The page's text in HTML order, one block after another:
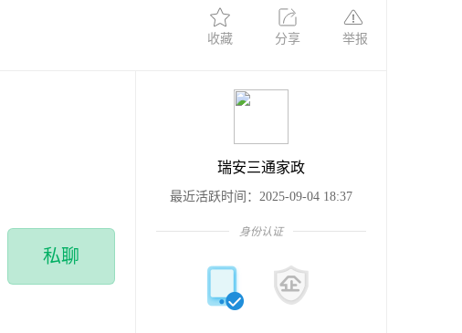
收藏 分享 举报
私聊
瑞安三通家政
最近活跃时间：2025-09-04 18:37
身份认证